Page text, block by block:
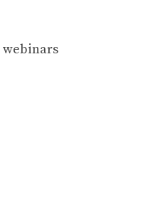
webinars